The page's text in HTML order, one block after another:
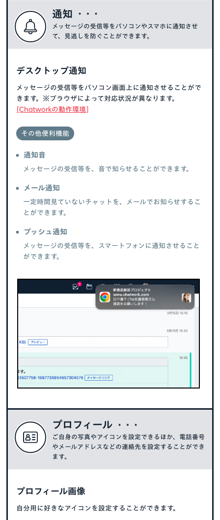
通知
メッセージの受信等をパソコンやスマホに通知させ
て、見逃しを防ぐことができます。
デスクトップ通知
メッセージの受信等をパソコン画面上に通知させることがで
きます。※ブラウザによって対応状況が異なります。
[Chatworkの動作環境]
その他便利機能
通知音
メッセージの受信等を、音で知らせることができます。
メール通知
一定時間見ていないチャットを、メールでお知らせするこ
とができます。
プッシュ通知
メッセージの受信等を、スマートフォンに通知させること
ができます。
プロフィール
ご自身の写真やアイコンを設定できるほか、 電話番号
やメールアドレスなどの連絡先を設定することができ
ます。
プロフィール画像
自分用に好きなアイコンを設定することができます。